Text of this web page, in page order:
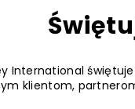
International
klientom,